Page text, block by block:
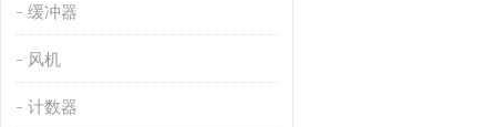
缓冲器
风机
计数器